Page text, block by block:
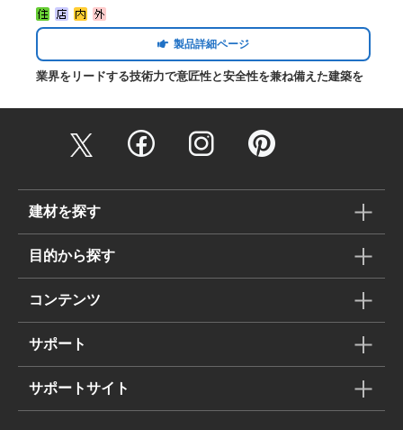
製品詳細ページ
業界をリードする技術力で意匠性と安全性を兼ね備えた建築を
建材を探す
目的から探す
コンテンツ
サポート
サポートサイト